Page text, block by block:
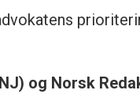
og Norsk